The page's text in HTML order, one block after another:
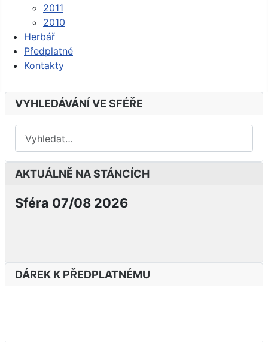
2011
2010
Herbář
Předplatné
Kontakty
VYHLEDÁVÁNÍ VE SFÉŘE
AKTUÁLNĚ NA STÁNCÍCH
Sféra 07/08 2026
DÁREK K PŘEDPLATNÉMU